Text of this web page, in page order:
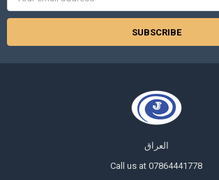
Address
العراق
Call us at 07864441778